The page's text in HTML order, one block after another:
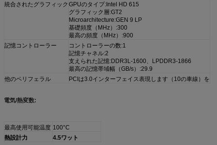
統合されたグラフィック GPUのタイプ:Intel HD 615
グラフィック層:GT2
Microarchitecture:GEN 9 LP
基礎頻度（MHz）:300
最高の頻度（MHz）:900
記憶コントローラー
コントローラーの数:1
記憶チャネル:2
支えられた記憶:DDR3L-1600、LPDDR3-1866
最高の記憶帯域幅（GB/s）:29.9
他のペリフェラル
PCIは3.0インターフェイス表現します（10の車線）を
電気/熱変数:
最高使用可能温度 100°C
熱設計力
4.5ワット